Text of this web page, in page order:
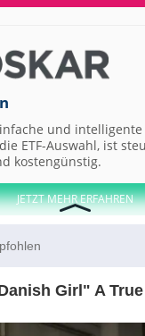
und intelligente
ETF-Auswahl, ist
kostengünstig.
JETZT MEHR ERFAHREN
S&P 500
Girl" A